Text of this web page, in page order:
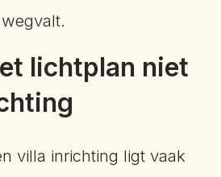
lichtplan niet
villa inrichting ligt vaak